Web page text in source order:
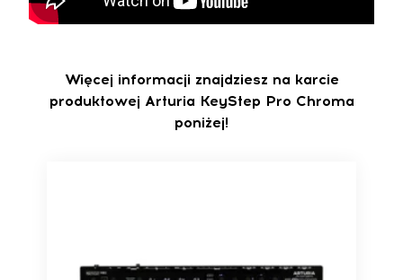
Więcej informacji znajdziesz na karcie
produktowej Arturia KeyStep Pro Chroma
poniżej!